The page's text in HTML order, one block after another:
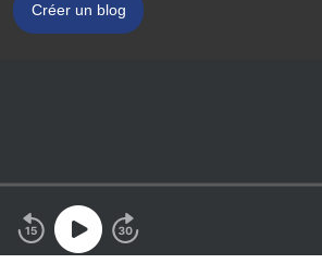
Créer un blog